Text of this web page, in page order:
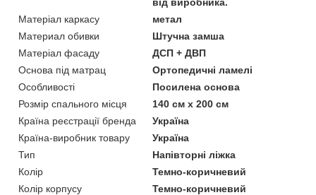
Матеріал каркасу
метал
Материал обивки
Штучна замша
Матеріал фасаду
ДСП + ДВП
Основа під матрац
Ортопедичні ламелі
Особливості
Посилена основа
Розмір спального місця
140 см х 200 см
Країна реєстрації бренда
Україна
Країна-виробник товару
Україна
Тип
Напівторні ліжка
Колір
Темно-коричневий
Колір корпусу
Темно-коричневий